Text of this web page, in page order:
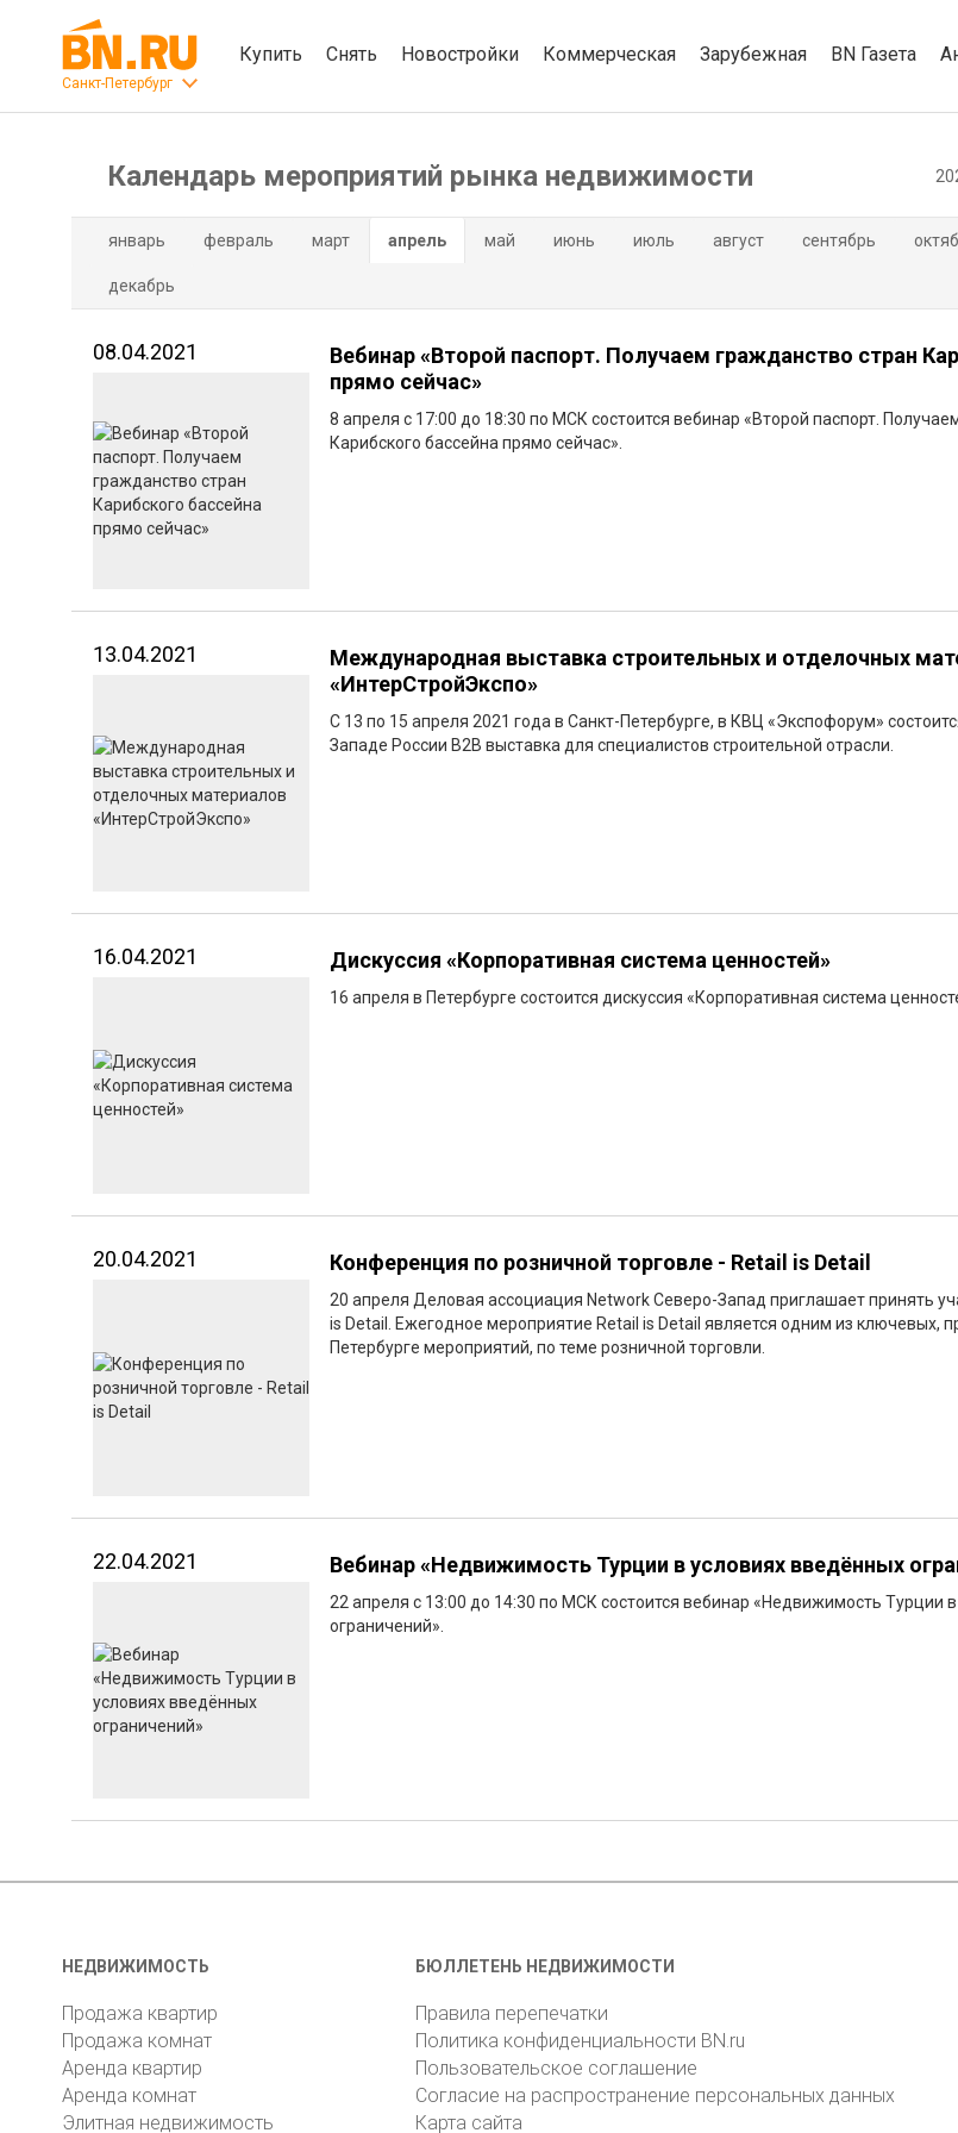
Санкт-Петербург
Купить Снять Новостройки Коммерческая Зарубежная BN Газета
Календарь мероприятий рынка недвижимости
январь февраль март апрель май июнь июль август сентябрь
декабрь
08.04.2021
Вебинар «Второй паспорт. Получаем гражданство стран
прямо сейчас»
8 апреля с 17:00 до 18:30 по МСК состоится вебинар «Второй паспорт.
Карибского бассейна прямо сейчас».
13.04.2021
Международная выставка строительных и отделочных
«ИнтерСтройЭкспо»
С 13 по 15 апреля 2021 года в Санкт-Петербурге, в КВЦ «Экспофорум»
Западе России B2B выставка для специалистов строительной отрасли.
16.04.2021 Дискуссия «Корпоративная система ценностей»
16 апреля в Петербурге состоится дискуссия «Корпоративная система
20.04.2021 Конференция по розничной торговле - Retail is Detail
20 апреля Деловая ассоциация Network Северо-Запад приглашает принять
is Detail. Ежегодное мероприятие Retail is Detail является одним из ключевых,
Петербурге мероприятий, по теме розничной торговли.
22.04.2021 Вебинар «Недвижимость Турции в условиях введённых
22 апреля с 13:00 до 14:30 по МСК состоится вебинар «Недвижимость Турции
ограничений».
НЕДВИЖИМОСТЬ
Продажа квартир
Продажа комнат
Аренда квартир
Аренда комнат
Элитная недвижимость
БЮЛЛЕТЕНЬ НЕДВИЖИМОСТИ
Правила перепечатки
Политика конфиденциальности BN.ru
Пользовательское соглашение
Согласие на распространение персональных данных
Карта сайта